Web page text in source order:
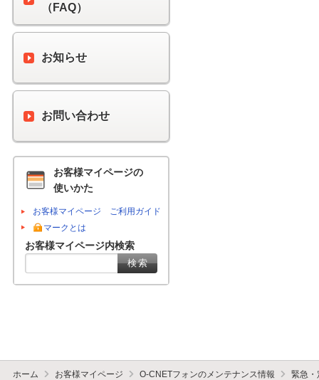
（FAQ）
お知らせ
お問い合わせ
お客様マイページの
使いかた
お客様マイページ ご利用ガイド
マークとは
お客様マイページ内検索
ホーム お客様マイページ O-CNETフォンのメンテナンス情報 緊急・